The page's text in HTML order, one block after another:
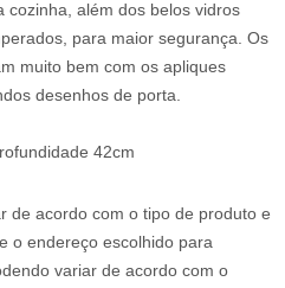
além dos belos vidros
para maior segurança. Os
muito bem com os apliques
desenhos de porta.
42cm
de acordo com o tipo de produto e
o endereço escolhido para
variar de acordo com o